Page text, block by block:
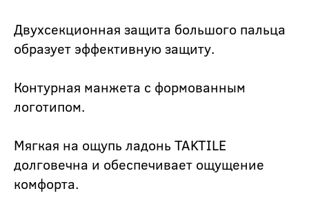
Двухсекционная защита большого пальца
образует эффективную защиту.
Контурная манжета с формованным
логотипом.
Мягкая на ощупь ладонь TAKTILE
долговечна и обеспечивает ощущение
комфорта.